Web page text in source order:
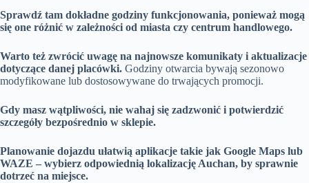
Sprawdź tam dokładne godziny funkcjonowania, ponieważ mogą
się one różnić w zależności od miasta czy centrum handlowego.
Warto też zwrócić uwagę na najnowsze komunikaty i aktualizacje
dotyczące danej placówki. Godziny otwarcia bywają sezonowo
modyfikowane lub dostosowywane do trwających promocji.
Gdy masz wątpliwości, nie wahaj się zadzwonić i potwierdzić
szczegóły bezpośrednio w sklepie.
Planowanie dojazdu ułatwią aplikacje takie jak Google Maps lub
WAZE – wybierz odpowiednią lokalizację Auchan, by sprawnie
dotrzeć na miejsce.